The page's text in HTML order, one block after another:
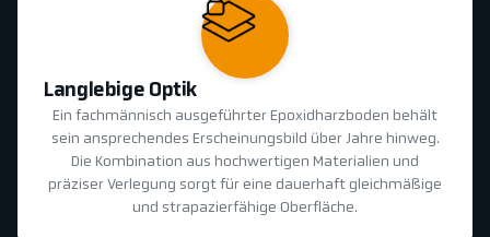
Langlebige Optik
Ein fachmännisch ausgeführter Epoxidharzboden behält
sein ansprechendes Erscheinungsbild über Jahre hinweg.
Die Kombination aus hochwertigen Materialien und
präziser Verlegung sorgt für eine dauerhaft gleichmäßige
und strapazierfähige Oberfläche.